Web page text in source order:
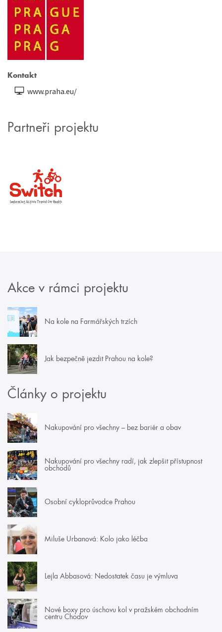
Kontakt
www.praha.eu/
Partneři projektu
Akce v rámci projektu
Na kole na Farmářských trzích
Jak bezpečně jezdit Prahou na kole?
Články o projektu
Nakupování pro všechny – bez bariér a obav
Nakupování pro všechny radí, jak zlepšit přístupnost
obchodů
Osobní cykloprůvodce Prahou
Miluše Urbanová: Kolo jako léčba
Lejla Abbasová: Nedostatek času je výmluva
Nové boxy pro úschovu kol v pražském obchodním
centru Chodov